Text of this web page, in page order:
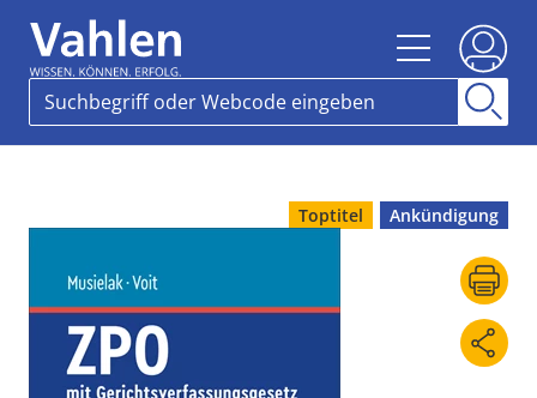
Toptitel Ankündigung